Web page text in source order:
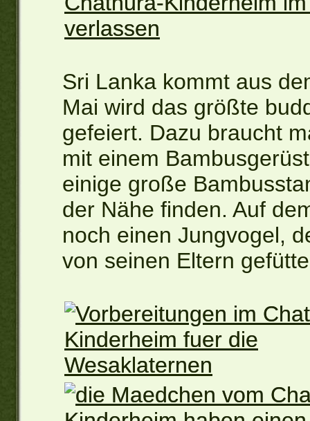
Sri Lanka kommt aus
Mai wird das größte
gefeiert. Dazu braucht
mit einem
einige große
der Nähe finden. Auf
noch einen Jungvogel,
von seinen Eltern